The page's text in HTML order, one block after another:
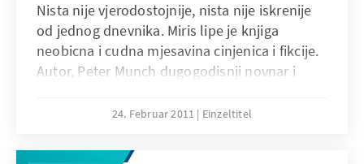
Nista nije vjerodostojnije, nista nije iskrenije
od jednog dnevnika. Miris lipe je knjiga
neobicna i cudna mjesavina cinjenica i fikcije.
Autor, Peter Munch dugogodisnji novnar i
godina nakon okoncanja agresije vratio u
Nine Zeljkovic.
24. Februar 2011 Einzeltitel